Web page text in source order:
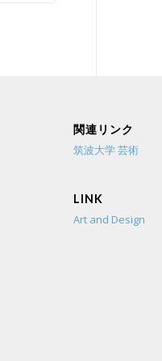
関連リンク
筑波大学 芸術
LINK
Art and Design